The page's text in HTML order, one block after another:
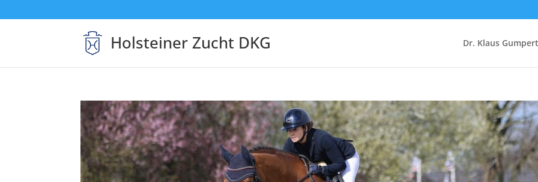
Holsteiner Zucht DKG Dr. Klaus Gumpert